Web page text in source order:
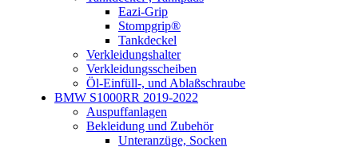
Eazi-Grip
Stompgrip®
Tankdeckel
Verkleidungshalter
Verkleidungsscheiben
Öl-Einfüll-, und Ablaßschraube
BMW S1000RR 2019-2022
Auspuffanlagen
Bekleidung und Zubehör
Unteranzüge, Socken